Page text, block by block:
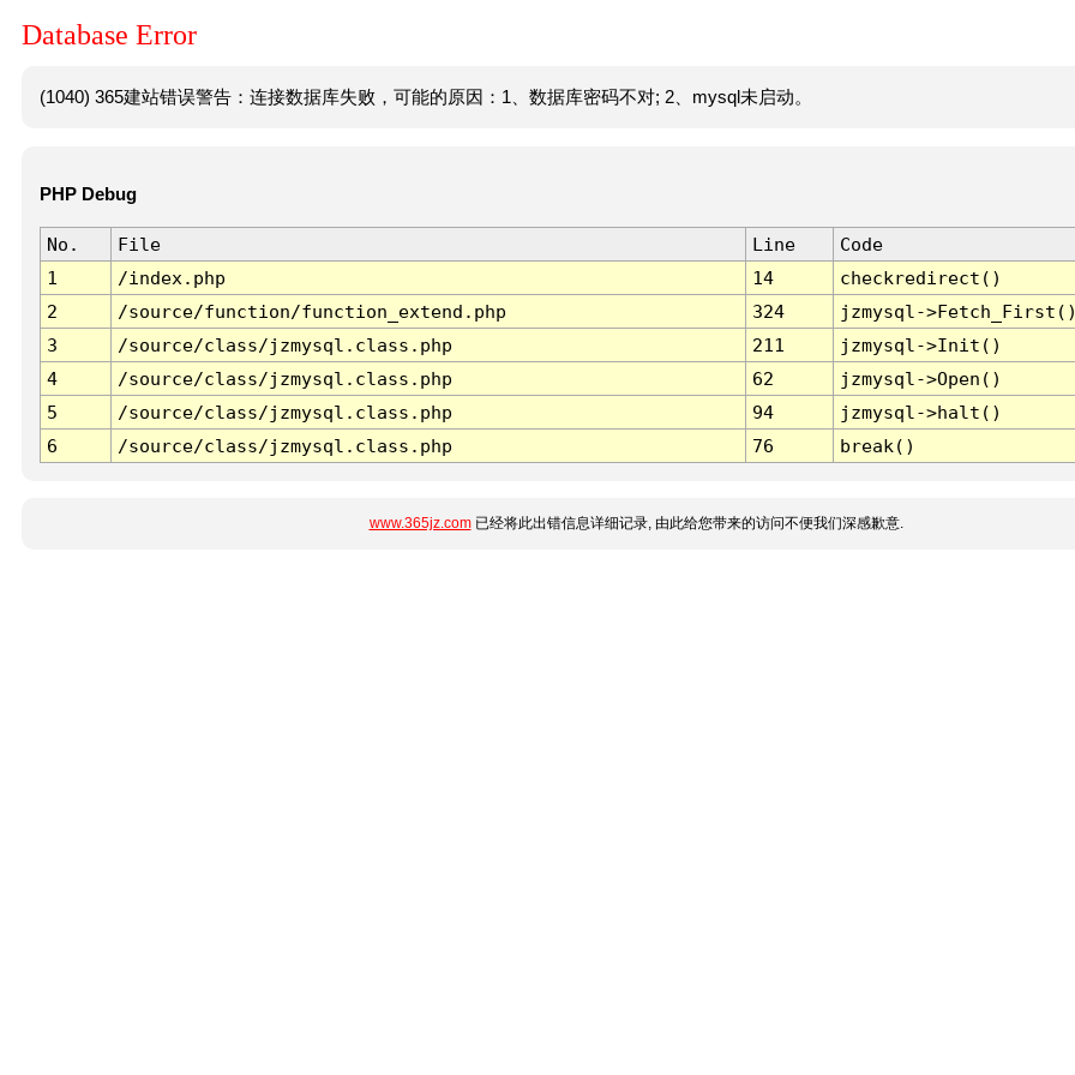
Database Error
(1040) 365建站错误警告：连接数据库失败，可能的原因：1、数据库密码不对; 2、mysql未启动。
PHP Debug
No. File Line
Code
1
/index.php 14
checkredirect()
2
/source/function/function_extend.php 324
jzmysql-
3
/source/class/jzmysql.class.php 211
jzmysql->Init()
4
/source/class/jzmysql.class.php 62
jzmysql->Open()
5
/source/class/jzmysql.class.php 94
jzmysql->halt()
6
/source/class/jzmysql.class.php 76 break()
www.365jz.com已经将此出错信息详细记录, 由此给您带来的访问不便我们深感歉意.